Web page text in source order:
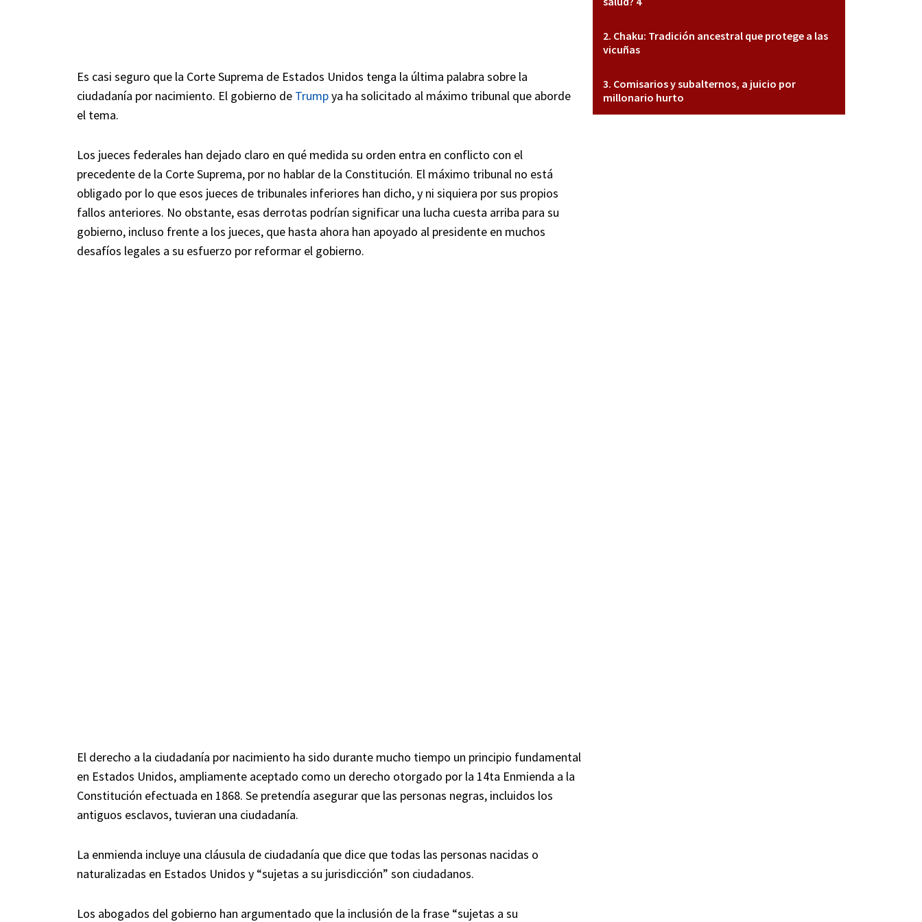
Es casi seguro que la Corte Suprema de Estados Unidos tenga la última palabra sobre la
ciudadanía por nacimiento. El gobierno de Trumpya ha solicitado al máximo tribunal que aborde
el tema.
Los jueces federales han dejado claro en qué medida su orden entra en conflicto con el
precedente de la Corte Suprema, por no hablar de la Constitución. El máximo tribunal no está
obligado por lo que esos jueces de tribunales inferiores han dicho, y ni siquiera por sus propios
fallos anteriores. No obstante, esas derrotas podrían significar una lucha cuesta arriba para su
gobierno, incluso frente a los jueces, que hasta ahora han apoyado al presidente en muchos
desafíos legales a su esfuerzo por reformar el gobierno.
El derecho a la ciudadanía por nacimiento ha sido durante mucho tiempo un principio fundamental
en Estados Unidos, ampliamente aceptado como un derecho otorgado por la 14ta Enmienda a la
Constitución efectuada en 1868. Se pretendía asegurar que las personas negras, incluidos los
antiguos esclavos, tuvieran una ciudadanía.
La enmienda incluye una cláusula de ciudadanía que dice que todas las personas nacidas o
naturalizadas en Estados Unidos y “sujetas a su jurisdicción” son ciudadanos.
Los abogados del gobierno han argumentado que la inclusión de la frase “sujetas a su
Chaku: Tradición ancestral que protege a las
vicuñas
Comisarios y subalternos, a juicio por
millonario hurto